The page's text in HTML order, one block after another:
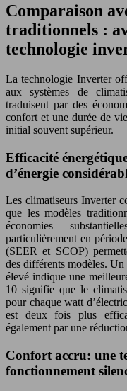
Comparaison
traditionnels :
technologie
La technologie Inverter
aux systèmes de
traduisent par des
confort et une durée de
initial souvent supérieur.
Efficacité
d’énergie
Les climatiseurs Inverter
que les modèles
économies
particulièrement en
(SEER et SCOP)
des différents modèles.
élevé indique une
10 signifie que le
pour chaque watt
est deux fois plus
également par une
Confort accru: une
fonctionnement